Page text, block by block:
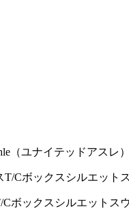
（ユナイテッドアスレ
ボックスシルエットス